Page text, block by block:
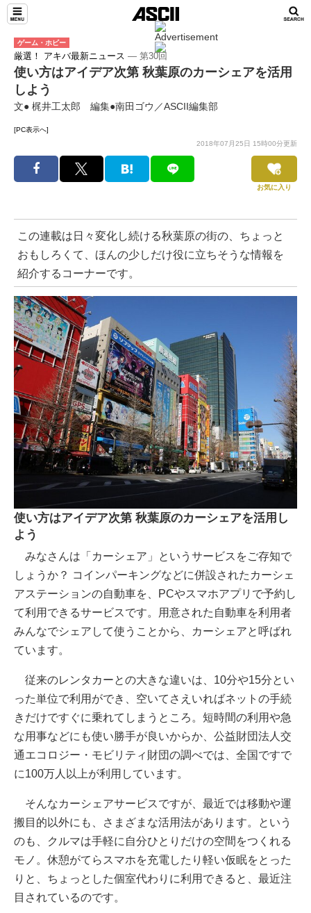
ゲーム・ホビー
厳選！ アキバ最新ニュース ― 第30回
使い方はアイデア次第 秋葉原のカーシェアを活用
しよう
文● 梶井工太郎 編集●南田ゴウ／ASCII編集部
[PC表示へ]
2018年07月25日 15時00分更新
お気に入り
この連載は日々変化し続ける秋葉原の街の、ちょっと
おもしろくて、ほんの少しだけ役に立ちそうな情報を
紹介するコーナーです。
使い方はアイデア次第 秋葉原のカーシェアを活用し
よう
みなさんは「カーシェア」というサービスをご存知で
しょうか？ コインパーキングなどに併設されたカーシェ
アステーションの自動車を、PCやスマホアプリで予約し
て利用できるサービスです。用意された自動車を利用者
みんなでシェアして使うことから、カーシェアと呼ばれ
ています。
従来のレンタカーとの大きな違いは、10分や15分とい
った単位で利用ができ、空いてさえいればネットの手続
きだけですぐに乗れてしまうところ。短時間の利用や急
な用事などにも使い勝手が良いからか、公益財団法人交
通エコロジー・モビリティ財団の調べでは、全国ですで
に100万人以上が利用しています。
そんなカーシェアサービスですが、最近では移動や運
搬目的以外にも、さまざまな活用法があります。という
のも、クルマは手軽に自分ひとりだけの空間をつくれる
モノ。休憩がてらスマホを充電したり軽い仮眠をとった
りと、ちょっとした個室代わりに利用できると、最近注
目されているのです。